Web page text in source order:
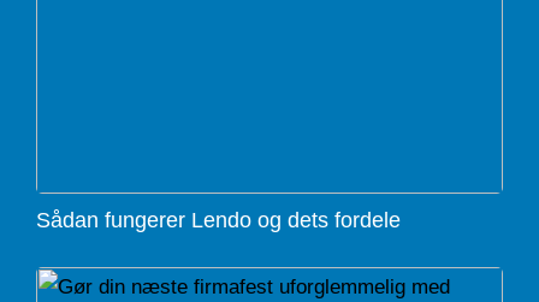
Sådan fungerer Lendo og dets fordele